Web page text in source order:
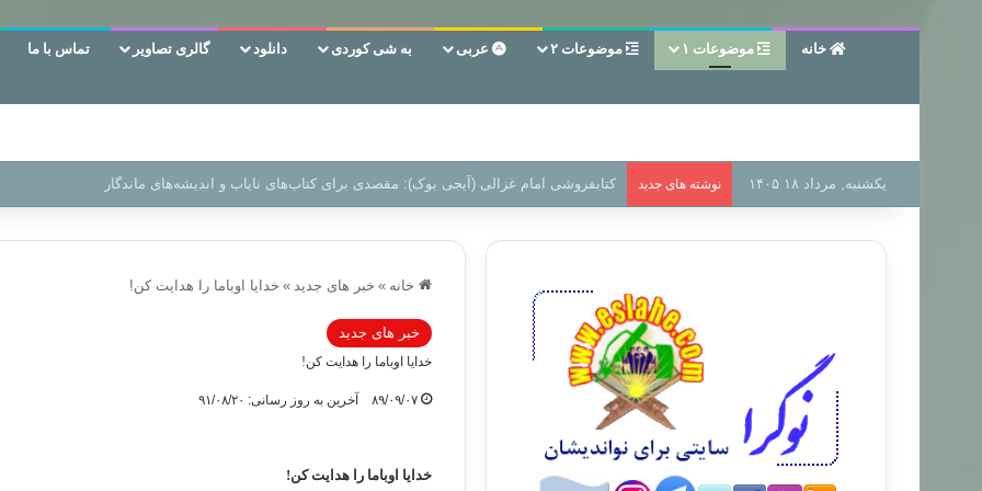
خانه موضوعات ۱ موضوعات ۲ عربی به شی کوردی دانلود گالری تصاویر تماس با ما
یکشنبه, مرداد ۱۸ ۱۴۰۵ نوشته های جدید سر دفتر فساد در زمین‌، دوری وکناره‌گیری از راه خداست‌!
خانه » خبر های جدید » خدايا اوباما را هدايت كن!
خبر های جدید
خدايا اوباما را هدايت كن!
۸۹/۰۹/۰۷ آخرین به روز رسانی: ۹۱/۰۸/۲۰
خدايا اوباما را هدايت كن!